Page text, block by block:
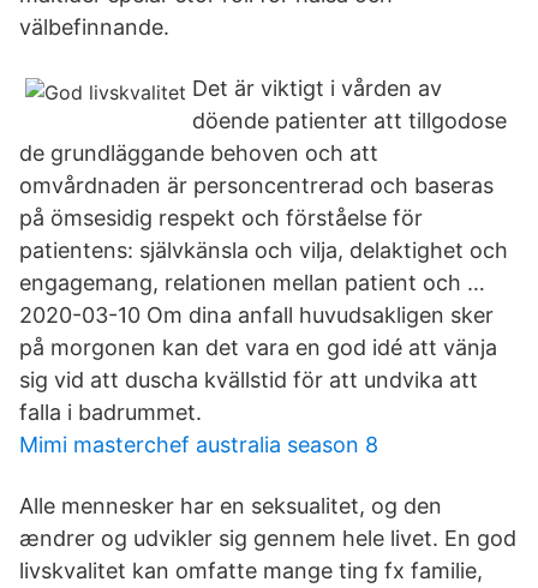
välbefinnande.
Det är viktigt i vården av
döende patienter att tillgodose
de grundläggande behoven och att
omvårdnaden är personcentrerad och baseras
på ömsesidig respekt och förståelse för
patientens: självkänsla och vilja, delaktighet och
engagemang, relationen mellan patient och …
2020-03-10 Om dina anfall huvudsakligen sker
på morgonen kan det vara en god idé att vänja
sig vid att duscha kvällstid för att undvika att
falla i badrummet.
Mimi masterchef australia season 8
Alle mennesker har en seksualitet, og den
ændrer og udvikler sig gennem hele livet. En god
livskvalitet kan omfatte mange ting fx familie,